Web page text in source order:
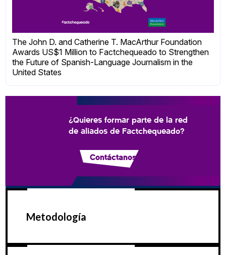
The John D. and Catherine T. MacArthur Foundation
Awards US$1 Million to Factchequeado to Strengthen
the Future of Spanish-Language Journalism in the
United States
¿Quieres formar parte de la red
de aliados de Factchequeado?
Contáctanos
Metodología